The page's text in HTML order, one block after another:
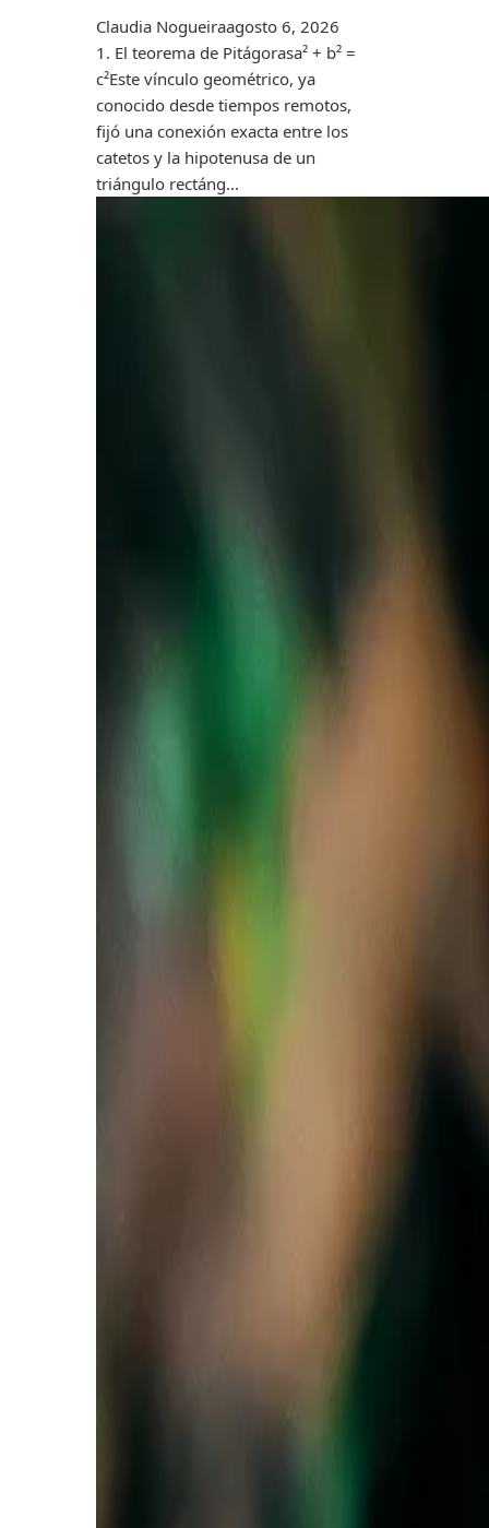
Claudia Nogueiraagosto 6, 2026
1. El teorema de Pitágorasa² + b² =
c²Este vínculo geométrico, ya
conocido desde tiempos remotos,
fijó una conexión exacta entre los
catetos y la hipotenusa de un
triángulo rectáng...